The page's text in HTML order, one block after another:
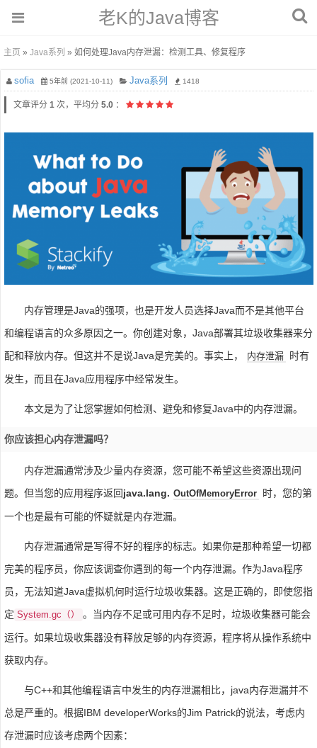
老K的Java博客
主页 » Java系列 » 如何处理Java内存泄漏：检测工具、修复程序
sofia 5年前 (2021-10-11) Java系列 1418
文章评分 1 次，平均分 5.0 ：
内存管理是Java的强项，也是开发人员选择Java而不是其他平台
和编程语言的众多原因之一。你创建对象，Java部署其垃圾收集器来分
配和释放内存。但这并不是说Java是完美的。事实上，
内存泄漏 时有
发生，而且在Java应用程序中经常发生。
本文是为了让您掌握如何检测、避免和修复Java中的内存泄漏。
你应该担心内存泄漏吗？
内存泄漏通常涉及少量内存资源，您可能不希望这些资源出现问
题。但当您的应用程序返回java.lang. OutOfMemoryError 时，您的第
一个也是最有可能的怀疑就是内存泄漏。
内存泄漏通常是写得不好的程序的标志。如果你是那种希望一切都
完美的程序员，你应该调查你遇到的每一个内存泄漏。作为Java程序
员，无法知道Java虚拟机何时运行垃圾收集器。这是正确的，即使您指
定 System.gc（） 。当内存不足或可用内存不足时，垃圾收集器可能会
运行。如果垃圾收集器没有释放足够的内存资源，程序将从操作系统中
获取内存。
与C++和其他编程语言中发生的内存泄漏相比，java内存泄漏并不
总是严重的。根据IBM developerWorks的Jim Patrick的说法，考虑内
存泄漏时应该考虑两个因素：